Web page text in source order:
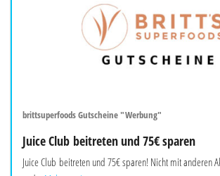
brittsuperfoods Gutscheine "Werbung"
Juice Club beitreten und 75€ sparen
Juice Club beitreten und 75€ sparen! Nicht mit anderen